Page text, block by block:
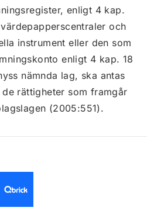
enligt 4 kap.
och
instrument eller den som
enligt 4 kap. 18
nämnda lag, ska antas
rättigheter som framgår
(2005:551).